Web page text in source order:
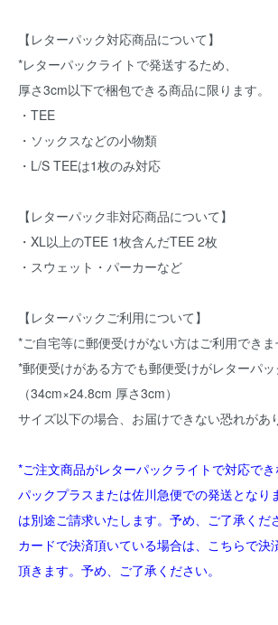
【レターパック対応商品について】
*レターパックライトで発送するため、
厚さ3cm以下で梱包できる商品に限ります。
・TEE
・ソックスなどの小物類
・L/S TEEは1枚のみ対応
【レターパック非対応商品について】
・XL以上のTEE 1枚含んだTEE 2枚
・スウェット・パーカーなど
【レターパックご利用について】
*ご自宅等に郵便受けがない方はご利用できま
*郵便受けがある方でも郵便受けがレターパッ
（34cm×24.8cm 厚さ3cm）
サイズ以下の場合、お届けできない恐れがあ
*ご注文商品がレターパックライトで対応で
パックプラスまたは佐川急便での発送となり
は別途ご請求いたします。予め、ご了承くだ
カードで決済頂いている場合は、こちらで決
頂きます。予め、ご了承ください。